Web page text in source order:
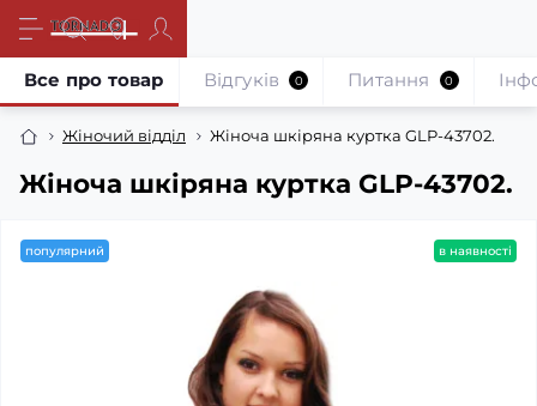
Жіночий відділ Жіноча шкіряна куртка GLP-43702.
Жіноча шкіряна куртка GLP-43702.
Все про товар Відгуків 0 Питання 0
популярний в наявності